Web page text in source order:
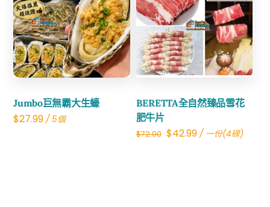
Jumbo巨無霸大生蠔
$27.99 / 5個
Share
BERETTA全自然臻品雪花
肥牛片
$72.00 Original
$42.99Current
/ 一份(4磅)
Share